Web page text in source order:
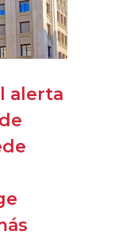
alerta